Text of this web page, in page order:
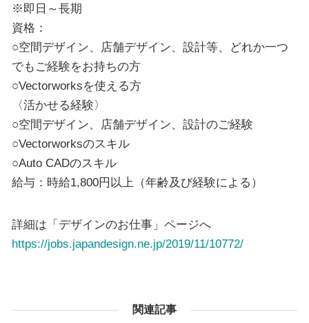
※即日～長期
資格：
○空間デザイン、店舗デザイン、設計等、どれか一つ
でもご経験をお持ちの方
○Vectorworksを使える方
〈活かせる経験〉
○空間デザイン、店舗デザイン、設計のご経験
○Vectorworksのスキル
○Auto CADのスキル
給与：時給1,800円以上（年齢及び経験による）
詳細は「デザインのお仕事」ページへ
https://jobs.japandesign.ne.jp/2019/11/10772/
関連記事